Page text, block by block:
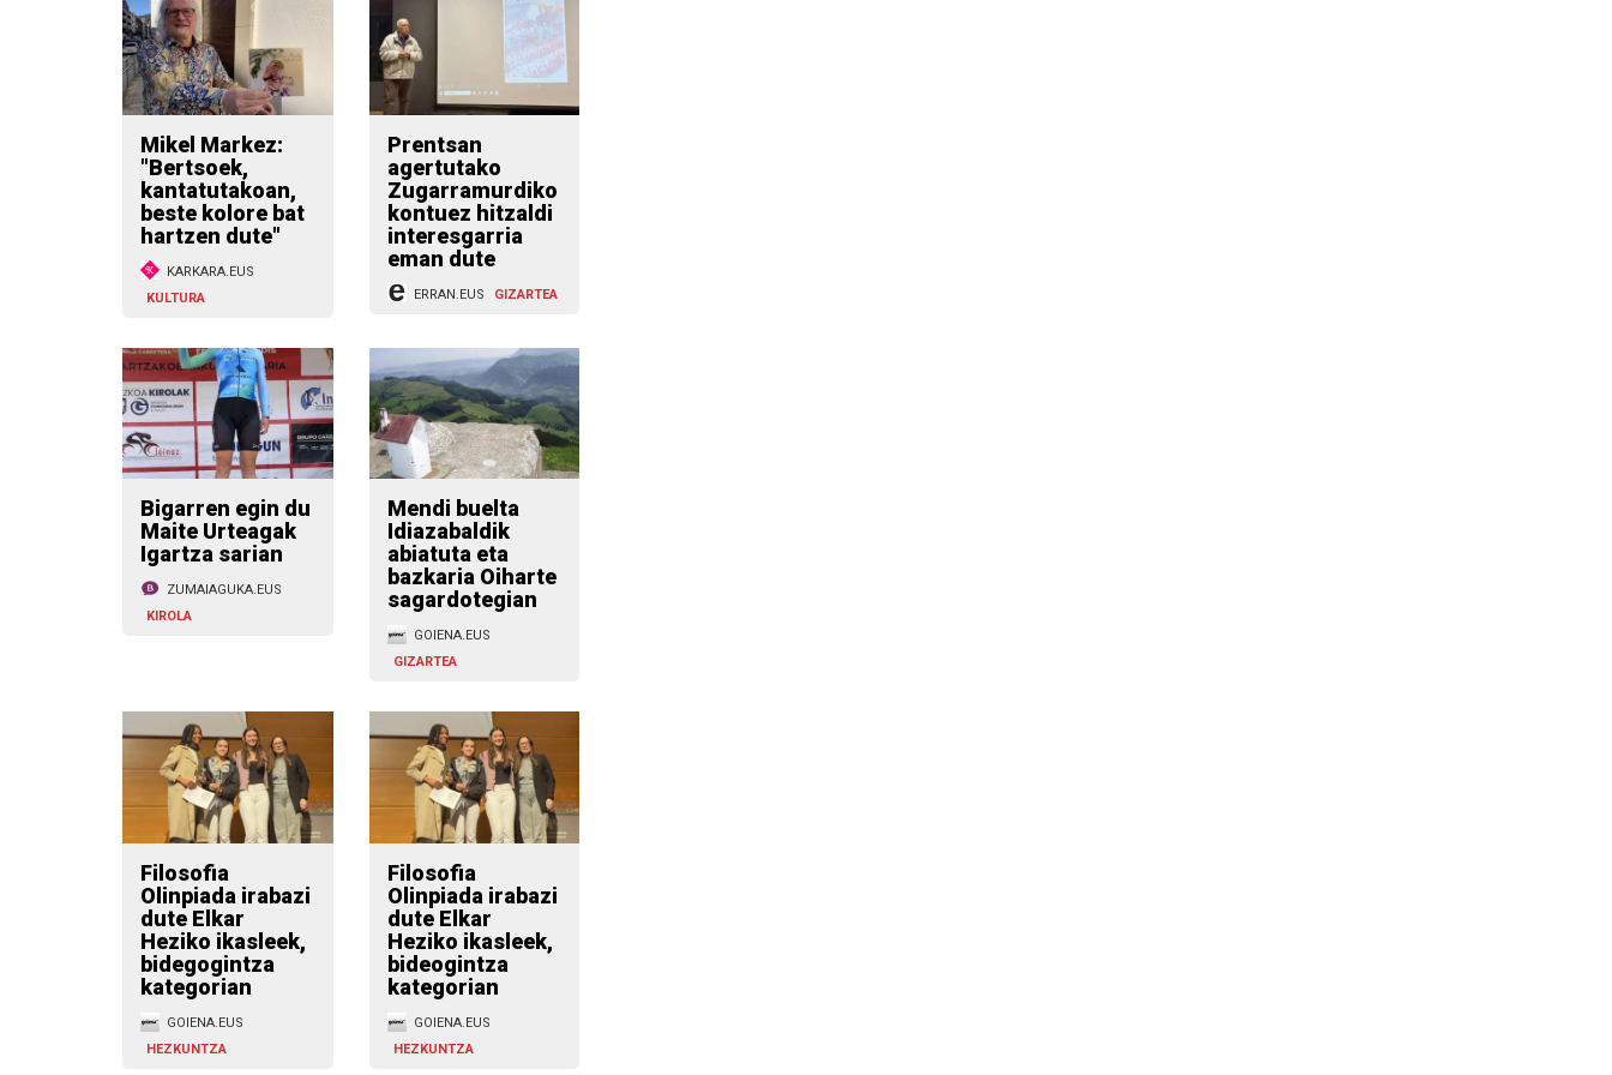
Mikel Markez:
"Bertsoek,
kantatutakoan,
beste kolore bat
hartzen dute"
KARKARA.EUS
KULTURA
Prentsan
agertutako
Zugarramurdiko
kontuez hitzaldi
interesgarria
eman dute
ERRAN.EUS GIZARTEA
Bigarren egin du
Maite Urteagak
Igartza sarian
ZUMAIAGUKA.EUS
KIROLA
Mendi buelta
Idiazabaldik
abiatuta eta
bazkaria Oiharte
sagardotegian
GOIENA.EUS
GIZARTEA
Filosofia
Olinpiada irabazi
dute Elkar
Heziko ikasleek,
bidegogintza
kategorian
GOIENA.EUS
HEZKUNTZA
Filosofia
Olinpiada irabazi
dute Elkar
Heziko ikasleek,
bideogintza
kategorian
GOIENA.EUS
HEZKUNTZA